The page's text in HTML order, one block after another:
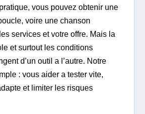
vous pouvez obtenir une
voire une chanson
services et votre offre. Mais la
et surtout les conditions
d’un outil a l’autre. Notre
: vous aider a tester vite,
et limiter les risques